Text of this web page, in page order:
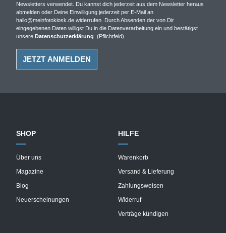
Newsletters verwendet. Du kannst dich jederzeit aus dem Newsletter heraus
abmelden oder Deine Einwilligung jederzeit per E-Mail an
hallo@meinfotokiosk.de widerrufen. Durch Absenden der von Dir
eingegebenen Daten willigst Du in die Datenverarbeitung ein und bestätigst
unsere Datenschutzerklärung . (Pflichtfeld)
SHOP
Über uns
Magazine
Blog
Neuerscheinungen
HILFE
Warenkorb
Versand & Lieferung
Zahlungsweisen
Widerruf
Verträge kündigen